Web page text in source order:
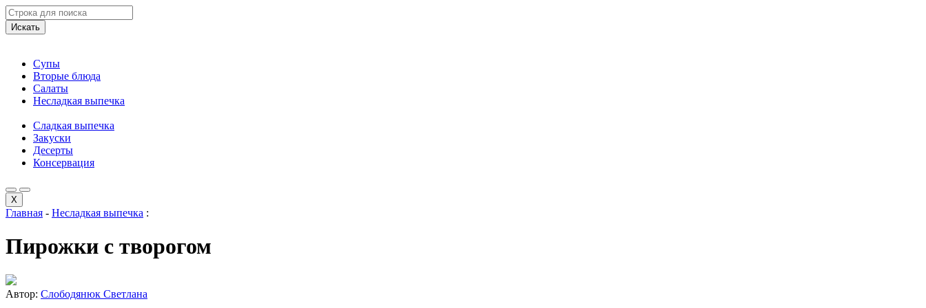
Искать
Супы
Вторые блюда
Салаты
Несладкая выпечка
Сладкая выпечка
Закуски
Десерты
Консервация
X
Главная - Несладкая выпечка :
Пирожки с творогом
Автор: Слободянюк Светлана